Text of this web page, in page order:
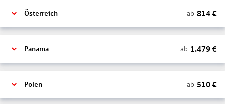
Österreich ab 814€
Panama ab 1.479€
Polen ab 510€